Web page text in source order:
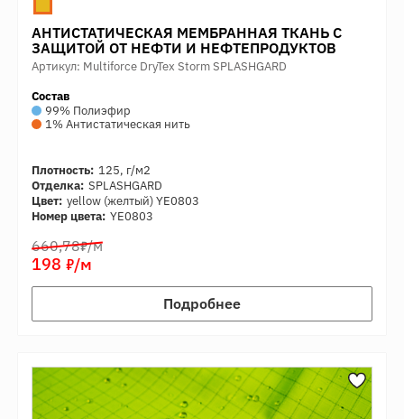
АНТИСТАТИЧЕСКАЯ МЕМБРАННАЯ ТКАНЬ С
ЗАЩИТОЙ ОТ НЕФТИ И НЕФТЕПРОДУКТОВ
Артикул: Multiforce DryTex Storm SPLASHGARD
Состав
99% Полиэфир
1% Антистатическая нить
Плотность: 125, г/м2
Отделка: SPLASHGARD
Цвет: yellow (желтый) YE0803
Номер цвета: YE0803
198 7/м
660,787/м
Подробнее